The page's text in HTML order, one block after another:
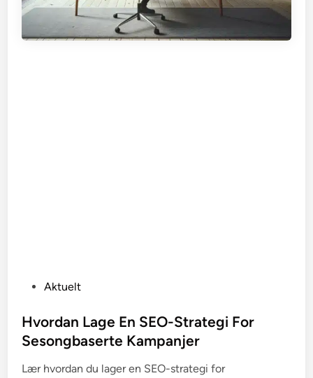
s
t
d
Aktuelt
Hvordan Lage En SEO-Strategi For
Sesongbaserte Kampanjer
Lær hvordan du lager en SEO-strategi for